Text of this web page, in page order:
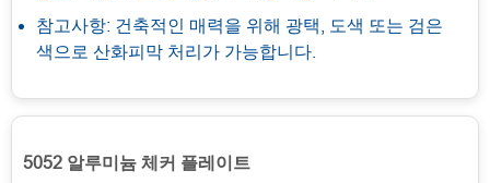
참고사항: 건축적인 매력을 위해 광택, 도색 또는 검은
색으로 산화피막 처리가 가능합니다.
5052 알루미늄 체커 플레이트